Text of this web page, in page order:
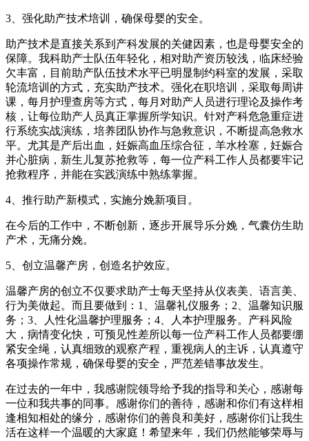
3、强化助产技术培训，确保母婴的安全。
助产技术是直接关系到产科发展的关健因素，也是母婴安全的
保障。我科助产士队伍年轻化，相对助产资历较浅，临床经验
欠丰富，目前助产队伍技术水平已明显制约科室的发展，采取
轮流培训的方式，充实助产技术。强化在职培训，采取每周讲
课，每月护理查房等方式，每月对助产人员进行理论及操作考
核，让每位助产人员真正掌握所学知识。针对产科危急重症进
行系统实战演练，培养团队协作与急救意识，不断提高急救水
平。尤其是产后出血，妊娠高血压综合征，羊水栓塞，妊娠合
并心脏病，新生儿复苏抢救等，每一位产科工作人员都要牢记
抢救程序，并能在实践演练中熟练掌握。
4、推行助产新模式，实施分娩新项目。
在今后的工作中，不断创新，逐步开展导乐分娩，气囊仿生助
产术，无痛分娩。
5、创立温馨产房，创造名护效应。
温馨产房的创立不仅要求助产士每天坚持从仪表美、语言美、
行为美做起。而且要做到：1、温馨礼仪服务；2、温馨知识服
务；3、人性化温馨护理服务；4、人本护理服务。产科风险
大，病情变化快，可预见性差所以每一位产科工作人员都要绷
紧安全绳，认真细致的观察产程，重视病人的主诉，认真遵守
各项操作常规，确保母婴的安全，严范差错事故发生。
在过去的一年中，我感谢院领导给予我的指导和关心，感谢每
一位和我共事的同事。感谢你们的善待，感谢和你们有这样相
逢相知相处的缘分，感谢你们的善良和美好，感谢你们让我生
活在这样一个温暖的大家庭！希望来年，我们仍然能够荣辱与